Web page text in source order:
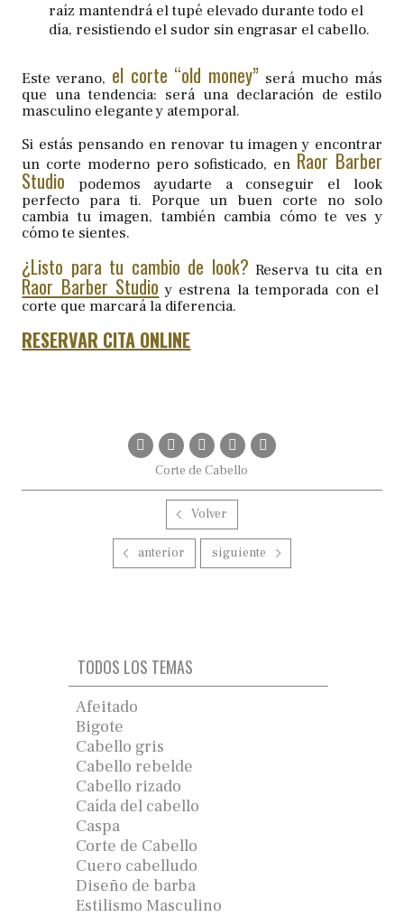
raíz mantendrá el tupé elevado durante todo el
día, resistiendo el sudor sin engrasar el cabello.
Este verano, el corte “old money” será mucho más
que una tendencia: será una declaración de estilo
masculino elegante y atemporal.
Si estás pensando en renovar tu imagen y encontrar
un corte moderno pero sofisticado, en Raor Barber
Studio podemos ayudarte a conseguir el look
perfecto para ti. Porque un buen corte no solo
cambia tu imagen, también cambia cómo te ves y
cómo te sientes.
¿Listo para tu cambio de look? Reserva tu cita en
Raor Barber Studio y estrena la temporada con el
corte que marcará la diferencia.
RESERVAR CITA ONLINE
Corte de Cabello
Volver
anterior siguiente
TODOS LOS TEMAS
Afeitado
Bigote
Cabello gris
Cabello rebelde
Cabello rizado
Caída del cabello
Caspa
Corte de Cabello
Cuero cabelludo
Diseño de barba
Estilismo Masculino